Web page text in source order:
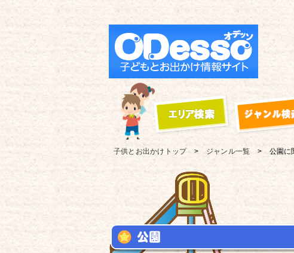
子供とお出かけ トップ ジャンル一覧 公園に